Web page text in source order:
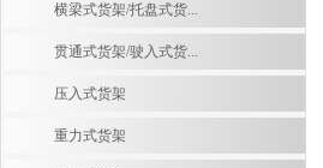
横梁式货架/托盘式货...
贯通式货架/驶入式货...
压入式货架
重力式货架